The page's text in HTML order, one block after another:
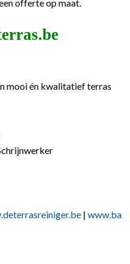
offerte op maat.
mooi én kwalitatief terras
|www.ba